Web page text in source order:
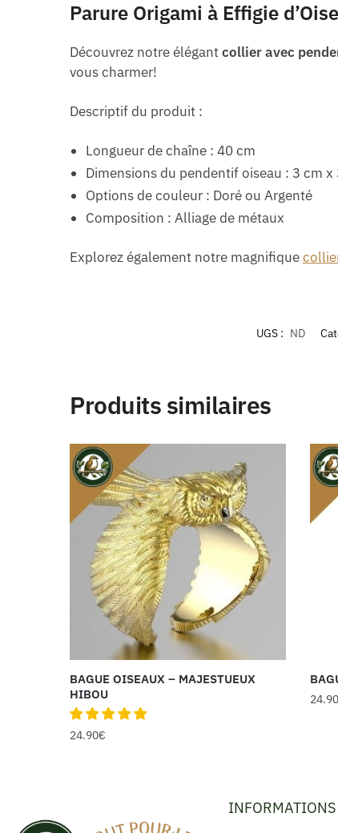
Parure Origami à Effigie
Découvrez notre élégantcollier avec
vous charmer!
Descriptif du produit :
Longueur de chaîne : 40 cm
Dimensions du pendentif oiseau : 3 cm x
Options de couleur : Doré ou Argenté
Composition : Alliage de métaux
Explorez également notre magnifique
UGS : ND
Produits similaires
BAGUE OISEAUX – MAJESTUEUX
HIBOU
24.90€
24.90
INFORMATIONS